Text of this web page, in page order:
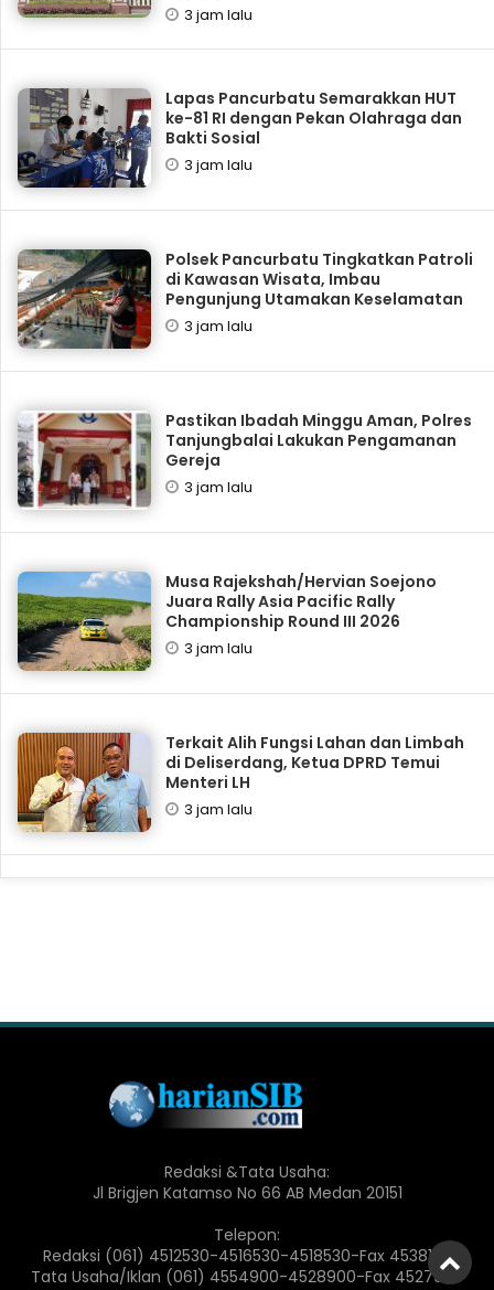
3 jam lalu
Lapas Pancurbatu Semarakkan HUT
ke-81 RI dengan Pekan Olahraga dan
Bakti Sosial
3 jam lalu
Polsek Pancurbatu Tingkatkan Patroli
di Kawasan Wisata, Imbau
Pengunjung Utamakan Keselamatan
3 jam lalu
Pastikan Ibadah Minggu Aman, Polres
Tanjungbalai Lakukan Pengamanan
Gereja
3 jam lalu
Musa Rajekshah/Hervian Soejono
Juara Rally Asia Pacific Rally
Championship Round III 2026
3 jam lalu
Terkait Alih Fungsi Lahan dan Limbah
di Deliserdang, Ketua DPRD Temui
Menteri LH
3 jam lalu
Redaksi &Tata Usaha:
Jl Brigjen Katamso No 66 AB Medan 20151
Telepon:
Redaksi (061) 4512530-4516530-4518530-Fax 4538150
Tata Usaha/Iklan (061) 4554900-4528900-Fax 4527900